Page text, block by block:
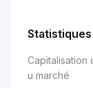
Capitalisation
u marché